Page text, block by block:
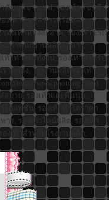
คัชชูสีขาวเชฟ, รองเท้าคัชชูสี
งเท้าคัชชูสีขาวพร้อมส่ง,
งเท้าห้องสะอาด, รองเท้า ESD,
งเท้าพนักงานผลิตอาหาร,
ท้าทำงานทั้งวัน, รองเท้าสำหรับ
าคาส่ง, โรงงานผลิตรองเท้า,
www.paotung.com)
สบาย, รองเท้าแตะพื้นนุ่ม,
โตแฟชั่น, รองเท้าหัวโตราคา
ร, รองเท้าไลน์ผลิต, รองเท้า
งเท้าสำหรับโรงงานผลิต,